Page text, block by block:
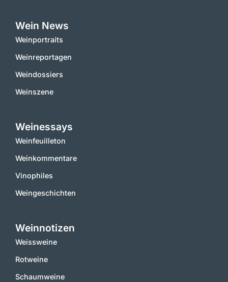
Wein News
Weinportraits
Weinreportagen
Weindossiers
Weinszene
Weinessays
Weinfeuilleton
Weinkommentare
Vinophiles
Weingeschichten
Weinnotizen
Weissweine
Rotweine
Schaumweine